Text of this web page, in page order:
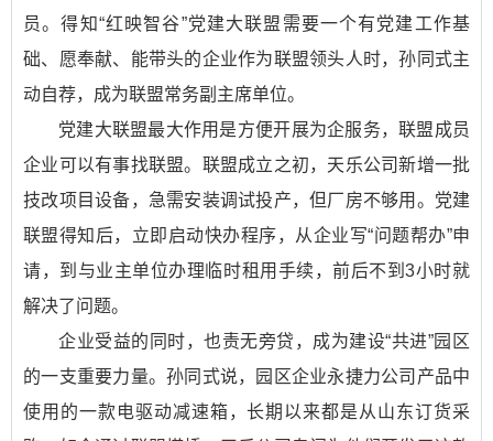
员。得知“红映智谷”党建大联盟需要一个有党建工作基
础、愿奉献、能带头的企业作为联盟领头人时，孙同式主
动自荐，成为联盟常务副主席单位。
党建大联盟最大作用是方便开展为企服务，联盟成员
企业可以有事找联盟。联盟成立之初，天乐公司新增一批
技改项目设备，急需安装调试投产，但厂房不够用。党建
联盟得知后，立即启动快办程序，从企业写“问题帮办”申
请，到与业主单位办理临时租用手续，前后不到3小时就
解决了问题。
企业受益的同时，也责无旁贷，成为建设“共进”园区
的一支重要力量。孙同式说，园区企业永捷力公司产品中
使用的一款电驱动减速箱，长期以来都是从山东订货采